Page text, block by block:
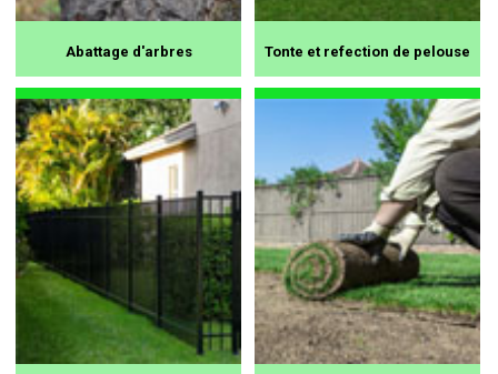
Abattage d'arbres Tonte et refection de pelouse